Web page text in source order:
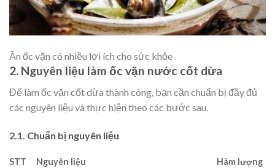
Ăn ốc vặn có nhiều lợi ích cho sức khỏe
2. Nguyên liệu làm ốc vặn nước cốt dừa
Để làm ốc vặn cốt dừa thành công, bạn cần chuẩn bị đầy đủ
các nguyên liệu và thực hiện theo các bước sau.
2.1. Chuẩn bị nguyên liệu
STT Nguyên liệu Hàm lượng